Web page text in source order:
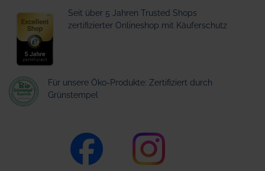
Seit über 5 Jahren Trusted Shops
zertifizierter Onlineshop mit Käuferschutz
Für unsere Öko-Produkte: Zertifiziert durch
Grünstempel